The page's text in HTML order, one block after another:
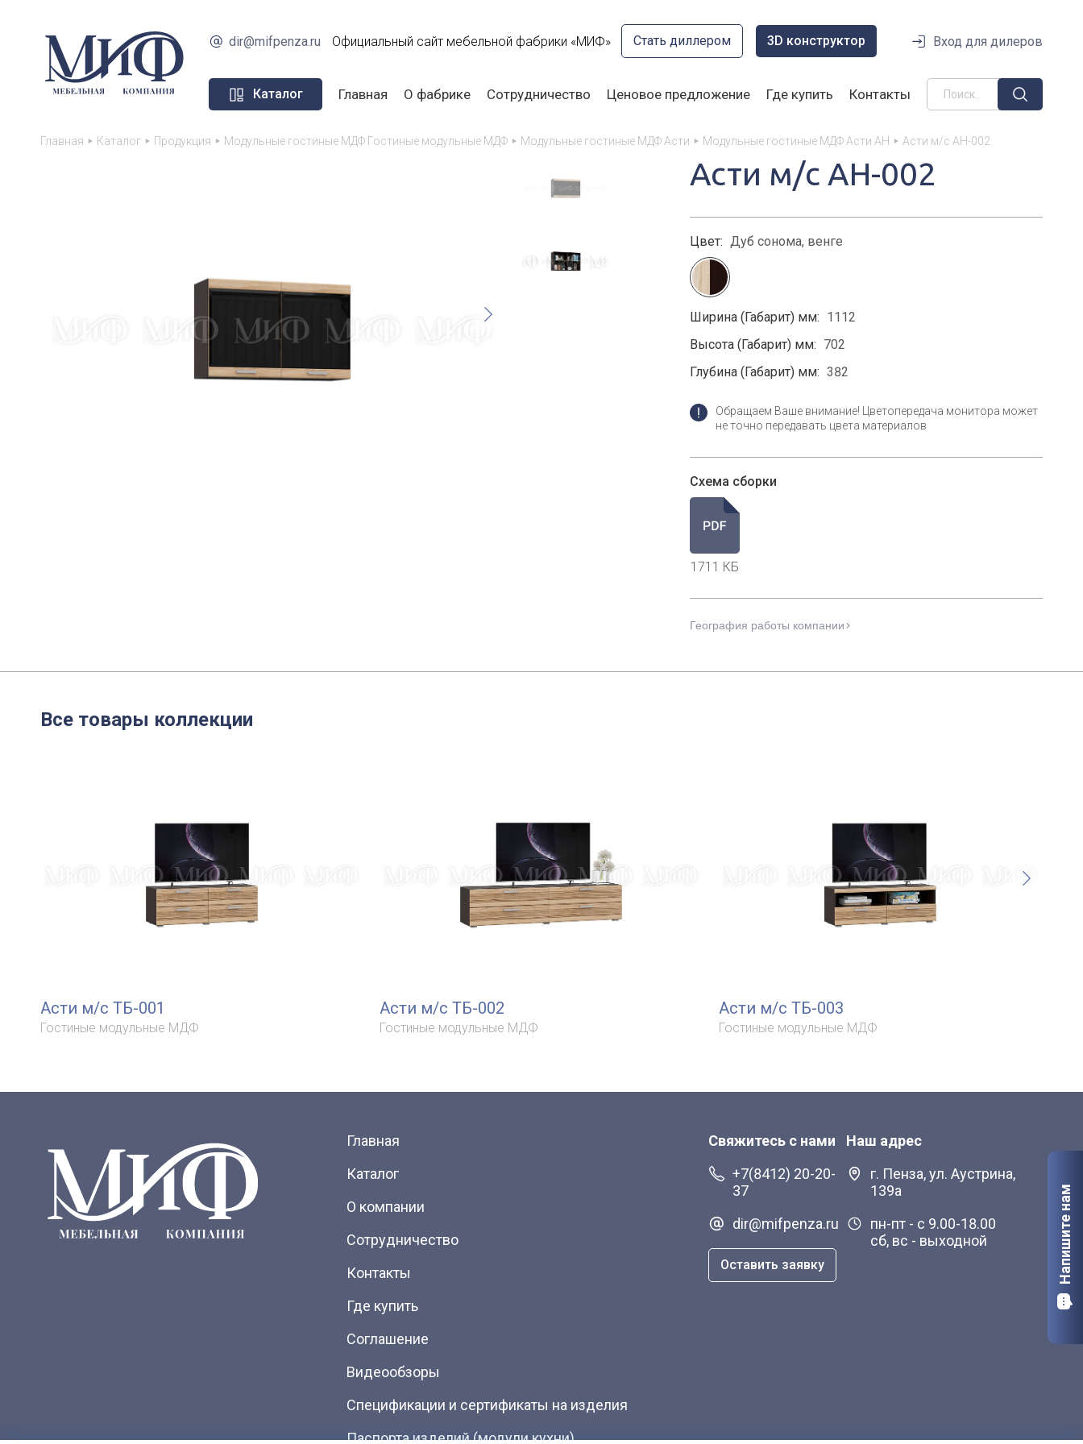
dir@mifpenza.ru Официальный сайт мебельной фабрики «МИФ» Стать диллером 3D конструктор Вход для дилеров
Каталог Главная О фабрике Сотрудничество Ценовое предложение Где купить Контакты
Главная Каталог Продукция Модульные гостиные МДФ Гостиные модульные МДФ Модульные гостиные МДФ Асти Модульные гостиные МДФ Асти АН Асти м/с АН-002
Асти м/с АН-002
Цвет: Дуб сонома, венге
Ширина (Габарит) мм: 1112
Высота (Габарит) мм: 702
Глубина (Габарит) мм: 382
Обращаем Ваше внимание! Цветопередача монитора может
не точно передавать цвета материалов
Схема сборки
1711 КБ
География работы компании
Все товары коллекции
Асти м/с ТБ-001
Гостиные модульные МДФ
Асти м/с ТБ-002
Гостиные модульные МДФ
Асти м/с ТБ-003
Гостиные модульные МДФ
Главная
Каталог
О компании
Сотрудничество
Контакты
Где купить
Соглашение
Видеообзоры
Спецификации и сертификаты на изделия
Паспорта изделий (модули кухни)
Свяжитесь с нами
+7(8412) 20-20-
37
dir@mifpenza.ru
Оставить заявку
Наш адрес
г. Пенза, ул. Аустрина,
139а
пн-пт - с 9.00-18.00
сб, вс - выходной
Напишите нам